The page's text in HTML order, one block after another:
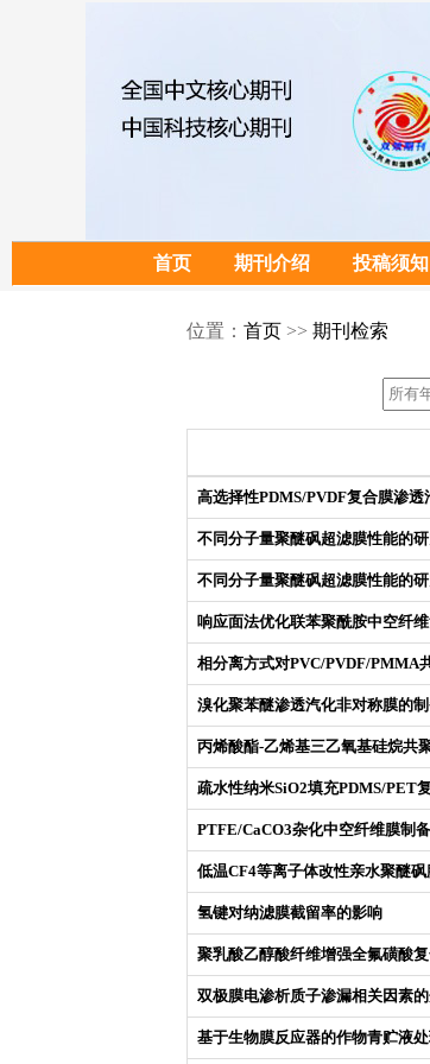
首页 期刊介绍 投稿须知
位置： 首页 >> 期刊检索
高选择性PDMS/PVDF复合膜渗
不同分子量聚醚砜超滤膜性能的
不同分子量聚醚砜超滤膜性能的
响应面法优化联苯聚酰胺中空纤
相分离方式对PVC/PVDF/PMMA
溴化聚苯醚渗透汽化非对称膜的
丙烯酸酯-乙烯基三乙氧基硅烷共
疏水性纳米SiO2填充PDMS/PET
PTFE/CaCO3杂化中空纤维膜制
低温CF4等离子体改性亲水聚醚
氢键对纳滤膜截留率的影响
聚乳酸乙醇酸纤维增强全氟磺酸
双极膜电渗析质子渗漏相关因素
基于生物膜反应器的作物青贮液